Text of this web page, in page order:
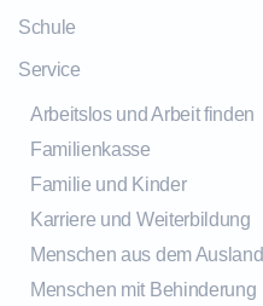
Schule
Service
Arbeitslos und Arbeit finden
Familienkasse
Familie und Kinder
Karriere und Weiterbildung
Menschen aus dem Ausland
Menschen mit Behinderung